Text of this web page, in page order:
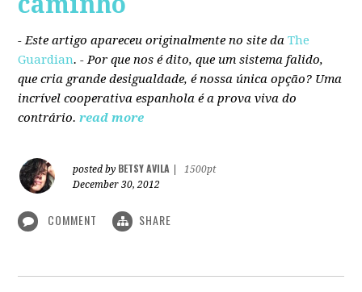
- Este artigo apareceu originalmente no site daThe
Guardian. - Por que nos é dito, que um sistema falido,
que cria grande desigualdade, é nossa única opção? Uma
incrível cooperativa espanhola é a prova viva do
contrário. read more
posted by BETSY AVILA
1500pt
December 30, 2012
COMMENT SHARE